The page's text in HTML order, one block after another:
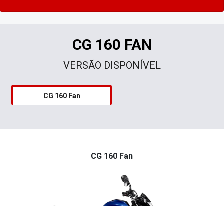
CG 160 FAN
VERSÃO DISPONÍVEL
CG 160 Fan
CG 160 Fan